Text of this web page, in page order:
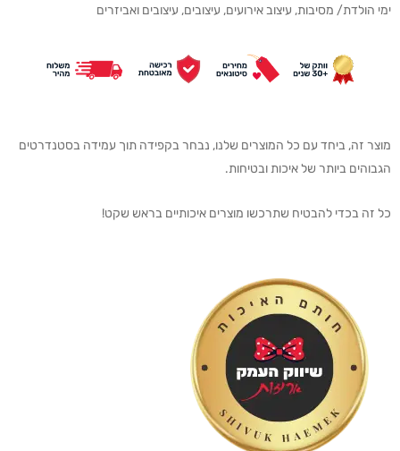
ימי הולדת/ מסיבות, עיצוב אירועים, עיצובים, עיצובים ואביזרים
מוצר זה, ביחד עם כל המוצרים שלנו, נבחר בקפידה תוך עמידה בסטנדרטים
הגבוהים ביותר של איכות ובטיחות.
כל זה בכדי להבטיח שתרכשו מוצרים איכותיים בראש שקט!